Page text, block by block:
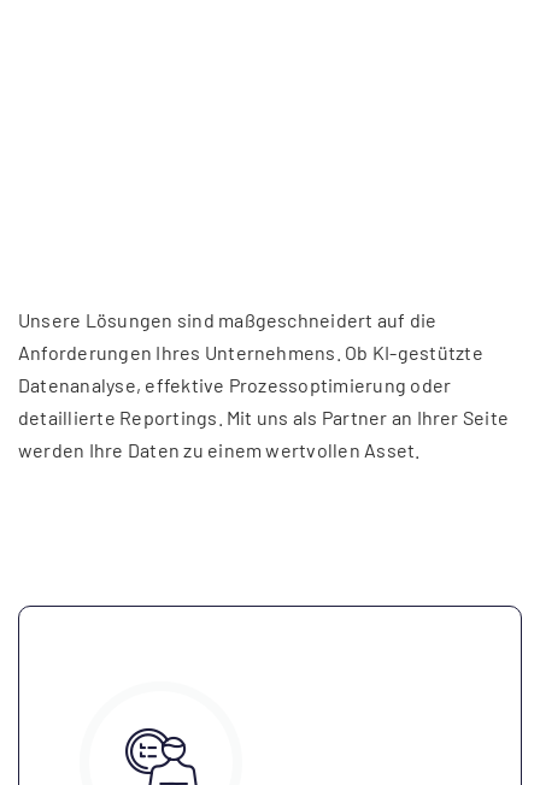
Unsere Lösungen sind maßgeschneidert auf die
Anforderungen Ihres Unternehmens. Ob KI-gestützte
Datenanalyse, effektive Prozessoptimierung oder
detaillierte Reportings. Mit uns als Partner an Ihrer Seite
werden Ihre Daten zu einem wertvollen Asset.